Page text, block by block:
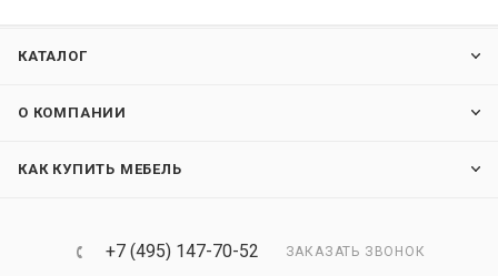
КАТАЛОГ
О КОМПАНИИ
КАК КУПИТЬ МЕБЕЛЬ
+7 (495) 147-70-52 ЗАКАЗАТЬ ЗВОНОК